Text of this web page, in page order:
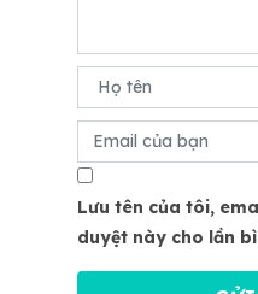
Lưu tên của tôi,
duyệt này cho lần